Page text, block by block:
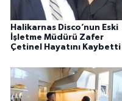
Halikarnas Disco’nun Eski
İşletme Müdürü Zafer
Çetinel Hayatını Kaybetti